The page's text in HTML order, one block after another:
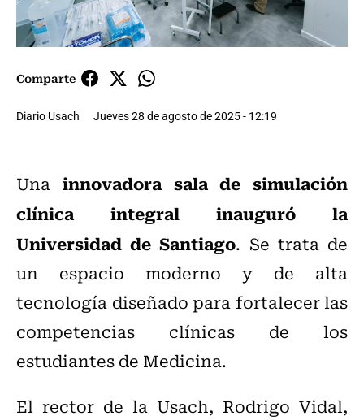
Comparte
Diario Usach Jueves 28 de agosto de 2025 - 12:19
Una innovadora sala de simulación
clínica integral inauguró la
Universidad de Santiago. Se trata de
un espacio moderno y de alta
tecnología diseñado para fortalecer las
competencias clínicas de los
estudiantes de Medicina.
El rector de la Usach, Rodrigo Vidal,